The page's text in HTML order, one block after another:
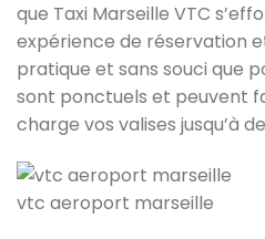
que Taxi Marseille VTC
expérience de réservation
pratique et sans souci que
sont ponctuels et peuvent
charge vos valises jusqu’à
vtc aeroport marseille